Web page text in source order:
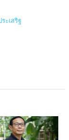
ะเสริฐ